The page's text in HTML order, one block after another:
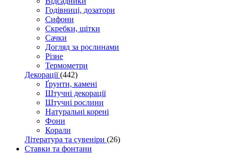
Годівниці, дозатори
Сифони
Скребки, щітки
Сачки
Догляд за рослинами
Різне
Термометри
Декорації(442)
Ґрунти, камені
Штучні декорації
Штучні рослини
Натуральні корені
Фони
Корали
Література та сувеніри (26)
Ставки та фонтани